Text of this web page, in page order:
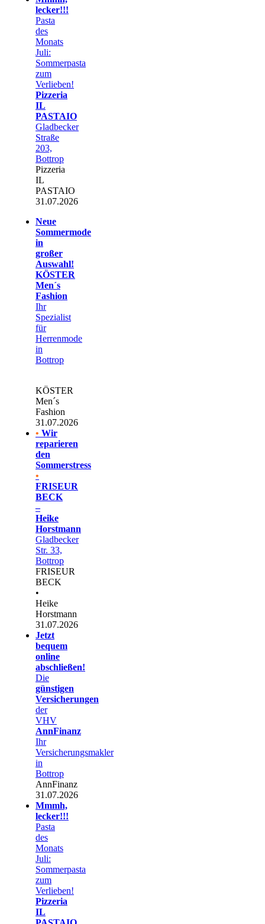
lecker!!!
Pasta
des
Monats
Juli:
Sommerpasta
zum
Verlieben!
Pizzeria
IL
PASTAIO
Gladbecker
Straße
203,
Bottrop
Pizzeria
IL
PASTAIO
31.07.2026
Neue
Sommermode
in
großer
Auswahl!
KÖSTER
Men´s
Fashion
Ihr
Spezialist
für
Herrenmode
in
Bottrop
KÖSTER
Men´s
Fashion
31.07.2026
• Wir
reparieren
den
Sommerstress
•
FRISEUR
BECK
–
Heike
Horstmann
Gladbecker
Str. 33,
Bottrop
FRISEUR
BECK
•
Heike
Horstmann
31.07.2026
Jetzt
bequem
online
abschließen!
Die
günstigen
Versicherungen
der
VHV
AnnFinanz
Ihr
Versicherungsmakler
in
Bottrop
AnnFinanz
31.07.2026
Mmmh,
lecker!!!
Pasta
des
Monats
Juli:
Sommerpasta
zum
Verlieben!
Pizzeria
IL